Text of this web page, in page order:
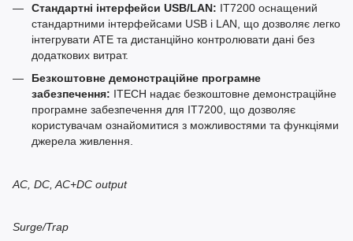
Стандартні інтерфейси USB/LAN: IT7200 оснащений
стандартними інтерфейсами USB і LAN, що дозволяє легко
інтегрувати ATE та дистанційно контролювати дані без
додаткових витрат.
Безкоштовне демонстраційне програмне
забезпечення: ITECH надає безкоштовне демонстраційне
програмне забезпечення для IT7200, що дозволяє
користувачам ознайомитися з можливостями та функціями
джерела живлення.
AC, DC, AC+DC output
Surge/Trap